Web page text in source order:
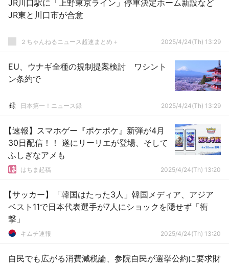
JR川口駅に「上野東京ライン」停車決定ホーム新設など
JR東と川口市が合意
２ちゃんねるニュース超速まとめ＋ 2025/4/24(Th) 13:29
EU、ウナギ全種の規制提案検討 ワシント
ン条約で
日本第一！ニュース録 2025/4/24(Th) 13:29
【速報】スマホゲー『ポケポケ』新弾が4月
30日配信！！ 遂にリーリエが登場、そして
ふしぎなアメも
はちま起稿 2025/4/24(Th) 13:20
【サッカー】「韓国はたった3人」韓国メディア、アジア
ベスト11で日本代表選手が7人にショックを隠せず「衝
撃」
キムチ速報 2025/4/24(Th) 13:20
自民でも広がる消費減税論、参院自民が選挙公約に要求財